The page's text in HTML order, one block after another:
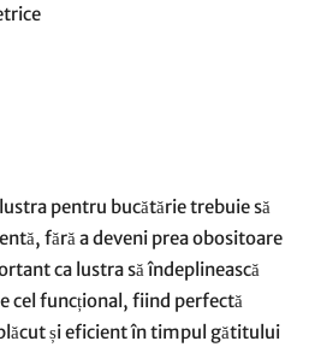
pentru bucătărie trebuie să
fără a deveni prea obositoare
ca lustra să îndeplinească
cel funcțional, fiind perfectă
și eficient în timpul gătitului